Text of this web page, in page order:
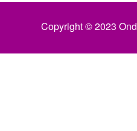
Copyright © 2023